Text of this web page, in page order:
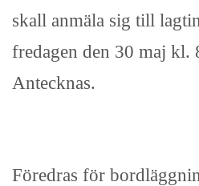
skall anmäla sig till
fredagen den 30 maj kl.
Antecknas.
Föredras för